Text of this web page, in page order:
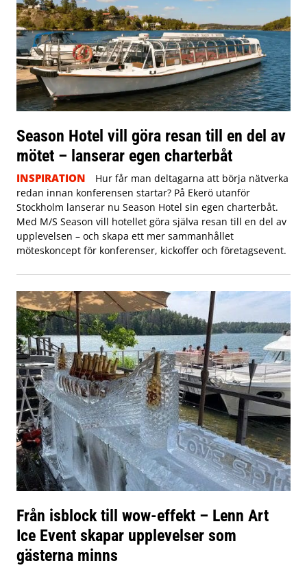
Season Hotel vill göra resan till en del av
mötet – lanserar egen charterbåt
INSPIRATION
Hur får man deltagarna att börja nätverka
redan innan konferensen startar? På Ekerö utanför
Stockholm lanserar nu Season Hotel sin egen charterbåt.
Med M/S Season vill hotellet göra själva resan till en del av
upplevelsen – och skapa ett mer sammanhållet
möteskoncept för konferenser, kickoffer och företagsevent.
Från isblock till wow-effekt – Lenn Art
Ice Event skapar upplevelser som
gästerna minns